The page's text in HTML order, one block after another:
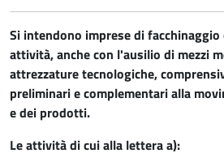
Si intendono imprese di
attività, anche con l'ausilio di mezzi
attrezzature tecnologiche,
preliminari e complementari alla
e dei prodotti.
Le attività di cui alla lettera a):